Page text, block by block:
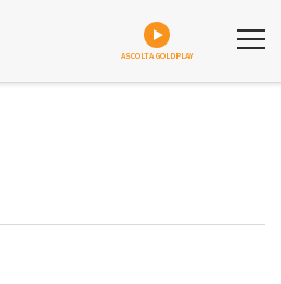
ASCOLTA GOLDPLAY